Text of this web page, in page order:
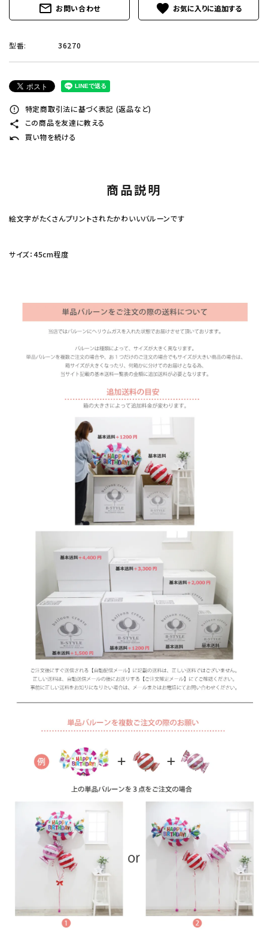
mail_outline お問い合わせ favorite
型番: 36270
error_outline 特定商取引法に基づく表記 (返品など)
share この商品を友達に教える
undo 買い物を続ける
商品説明
絵文字がたくさんプリントされたかわいいバルーンです
サイズ：45cm程度